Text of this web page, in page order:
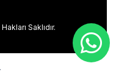
Saklıdır.